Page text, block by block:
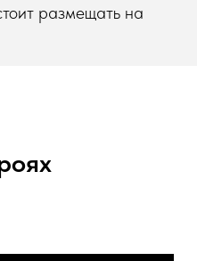
размещать на